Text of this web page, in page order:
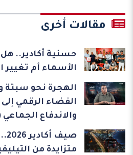
مقالات أخرى
حسنية أكادير.. هل
الأسماء أم تغيير
الهجرة نحو سبتة
الفضاء الرقمي
والاندفاع الجماعي
متزايدة من